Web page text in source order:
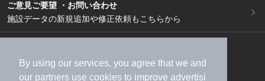
By using our services, you agree that we and
our partners use cookies to improve advertisi
ご意見ご要望 ・お問い合わせ
施設データの新規追加や修正依頼もこちらから
加盟店募集（資料請求）
広告出稿のご案内
利用規約
ライフスタイルMEMBERS+規約